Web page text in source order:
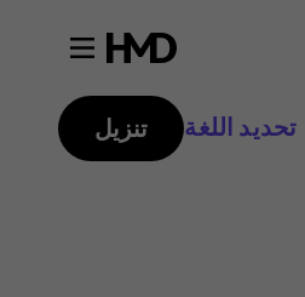
تحديد اللغة تنزيل